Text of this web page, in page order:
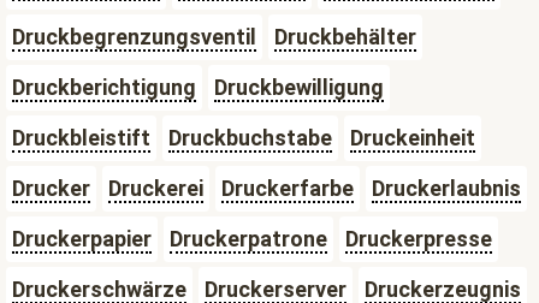
Druckbegrenzungsventil
Druckbehälter
Druckberichtigung
Druckbewilligung
Druckbleistift
Druckbuchstabe
Druckeinheit
Drucker
Druckerei Druckerfarbe
Druckerlaubnis
Druckerpapier
Druckerpatrone
Druckerpresse
Druckerschwärze
Druckerserver
Druckerzeugnis